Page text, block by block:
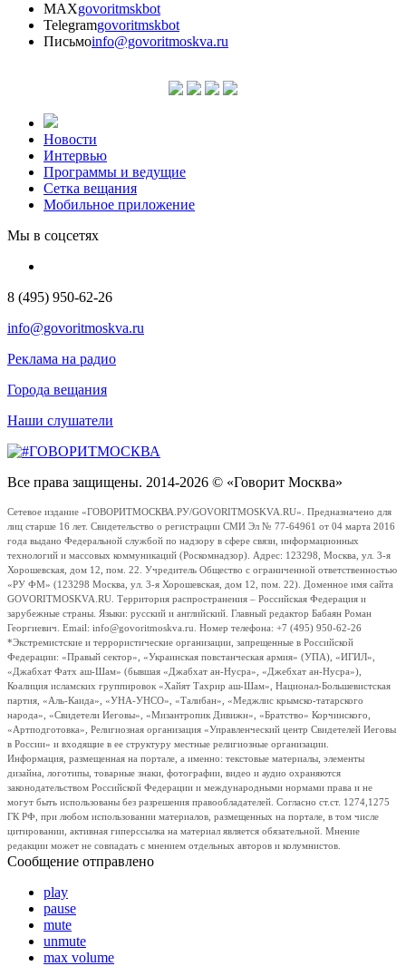
MAXgovoritmskbot
Telegramgovoritmskbot
Письмоinfo@govoritmoskva.ru
Новости
Интервью
Программы и ведущие
Сетка вещания
Мобильное приложение
Мы в соцсетях
8 (495) 950-62-26
info@govoritmoskva.ru
Реклама на радио
Города вещания
Наши слушатели
Все права защищены. 2014-2026 © «Говорит Москва»
Сетевое издание «ГОВОРИТМОСКВА.РУ/GOVORITMOSKVA.RU». Предназначено для
лиц старше 16 лет. Свидетельство о регистрации СМИ Эл № 77-64961 от 04 марта 2016
года выдано Федеральной службой по надзору в сфере связи, информационных
технологий и массовых коммуникаций (Роскомнадзор). Адрес: 123298, Москва, ул. 3-я
Хорошевская, дом 12, пом. 22. Учредитель Общество с ограниченной ответственностью
«РУ ФМ» (123298 Москва, ул. 3-я Хорошевская, дом 12, пом. 22). Доменное имя сайта
GOVORITMOSKVA.RU. Территория распространения – Российская Федерация и
зарубежные страны. Языки: русский и английский. Главный редактор Бабаян Роман
Георгиевич. Email: info@govoritmoskva.ru. Номер телефона: +7 (495) 950-62-26
*Экстремистские и террористические организации, запрещенные в Российской
Федерации: «Правый сектор», «Украинская повстанческая армия» (УПА), «ИГИЛ»,
«Джабхат Фатх аш-Шам» (бывшая «Джабхат ан-Нусра», «Джебхат ан-Нусра»),
Коалиция исламских группировок «Хайят Тахрир аш-Шам», Национал-Большевистская
партия, «Аль-Каида», «УНА-УНСО», «Талибан», «Меджлис крымско-татарского
народа», «Свидетели Иеговы», «Мизантропик Дивижн», «Братство» Корчинского,
«Артподготовка», Религиозная организация «Управленческий центр Свидетелей Иеговы
в России» и входящие в ее структуру местные религиозные организации.
Информация, размещенная на портале, а именно: текстовые материалы, элементы
дизайна, логотипы, товарные знаки, фотографии, видео и аудио охраняются
законодательством Российской Федерации и международными нормами права и не
могут быть использованы без разрешения правообладателей. Согласно ст.ст. 1274,1275
ГК РФ, при любом использовании материалов, размещенных на портале, в том числе
цитировании, активная гиперссылка на материал является обязательной. Мнение
редакции может не совпадать с мнением отдельных авторов и колумнистов.
Сообщение отправлено
play
pause
mute
unmute
max volume